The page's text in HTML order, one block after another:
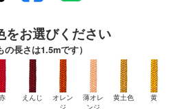
をお選びください
の長さは1.5mです）
えんじ
オレン
ジ
薄オレ
ンジ
黄土色 黄